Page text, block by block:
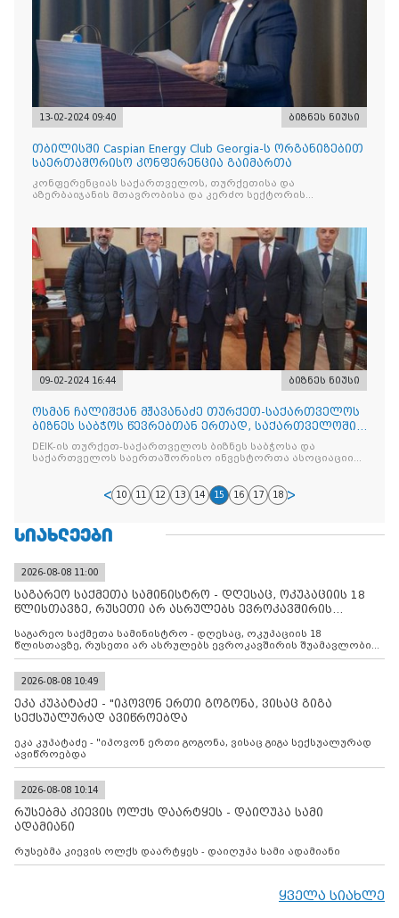
13-02-2024 09:40 ბიზნეს ნიუსი
თბილისში Caspian Energy Club Georgia-ს ორგანიზებით
საერთაშორისო კონფერენცია გაიმართა
კონფერენციას საქართველოს, თურქეთისა და
აზერბაიჯანის მთავრობისა და კერძო სექტორის
09-02-2024 16:44 ბიზნეს ნიუსი
ოსმან ჩალიშქან მჟავანაძე თურქეთ-საქართველოს
ბიზნეს საბჭოს წევრებთან ერთად, საქართველოში
თურქეთის რესპუბლიკის ელჩს ეწვია
DEIK-ის თურქეთ-საქართველოს ბიზნეს საბჭოსა და
საქართველოს საერთაშორისო ინვესტორთა ასოციაციის
10 11 12 13 14 15 16 17 18
ᲡᲘᲐᲮᲚᲔᲔᲑᲘ
2026-08-08 11:00
საგარეო საქმეთა სამინისტრო - დღესაც, ოკუპაციის 18
წლისთავზე, რუსეთი არ ასრულებს ევროკავშირის
საგარეო საქმეთა სამინისტრო - დღესაც, ოკუპაციის 18
წლისთავზე, რუსეთი არ ასრულებს ევროკავშირის შუამავლობით
დადებულ 2008 წლის 12 აგვისტოს ცეცხლის შეწყვეტის
კონტროლს ოკუპირებულ რეგიონებში, აგრძელებს მათი
მილიტარიზაციის პროცესს და აქტიურად დგამს ნაბიჯებს მათი
ფაქტობრივი ანექსიისკენ
2026-08-08 10:49
ეკა კუპატაძე - "იპოვონ ერთი გოგონა, ვისაც გიგა
სექსუალურად ავიწროებდა
ეკა კუპატაძე - "იპოვონ ერთი გოგონა, ვისაც გიგა სექსუალურად
ავიწროებდა
2026-08-08 10:14
რუსებმა კიევის ოლქს დაარტყეს - დაიღუპა სამი
ადამიანი
რუსებმა კიევის ოლქს დაარტყეს - დაიღუპა სამი ადამიანი
ყველა სიახლე